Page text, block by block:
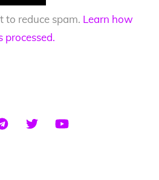
to reduce spam. Learn how
processed.